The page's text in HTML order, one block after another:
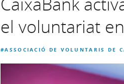
el voluntariat
#ASSOCIACIÓ DE VOLUNTARIS DE